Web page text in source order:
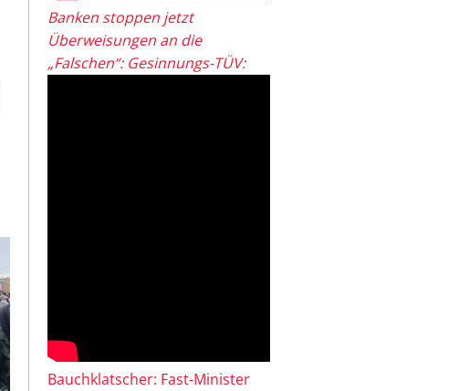
Banken stoppen jetzt
Überweisungen an die
„Falschen“: Gesinnungs-TÜV:
Bauchklatscher: Fast-Minister